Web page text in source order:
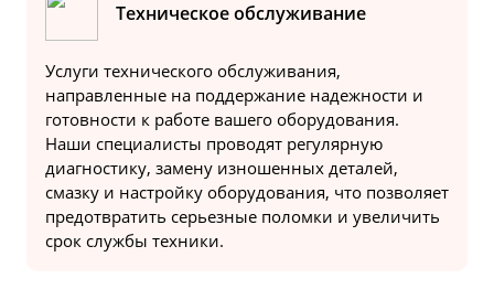
Техническое обслуживание
Услуги технического обслуживания,
направленные на поддержание надежности и
готовности к работе вашего оборудования.
Наши специалисты проводят регулярную
диагностику, замену изношенных деталей,
смазку и настройку оборудования, что позволяет
предотвратить серьезные поломки и увеличить
срок службы техники.